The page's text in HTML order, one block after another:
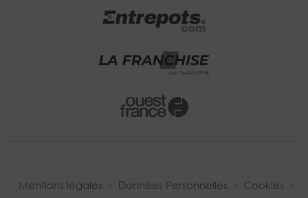
Mentions légales - Données Personnelles - Cookies -